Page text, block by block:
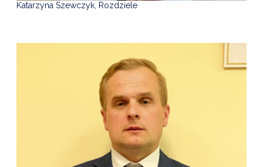
Katarzyna Szewczyk, Rozdziele